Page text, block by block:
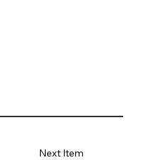
Next Item